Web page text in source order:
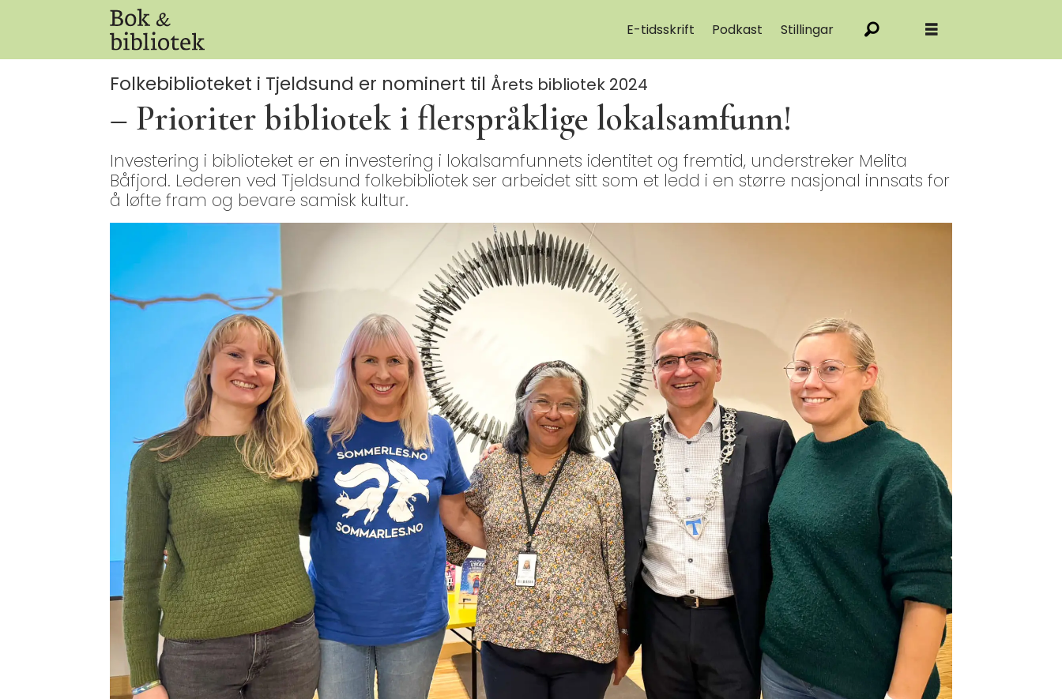
E-tidsskrift Podkast Stillingar
Folkebiblioteket i Tjeldsund er nominert til Årets bibliotek 2024
– Prioriter bibliotek i flerspråklige lokalsamfunn!
Investering i biblioteket er en investering i lokalsamfunnets identitet og fremtid, understreker Melita
Båfjord. Lederen ved Tjeldsund folkebibliotek ser arbeidet sitt som et ledd i en større nasjonal innsats for
å løfte fram og bevare samisk kultur.